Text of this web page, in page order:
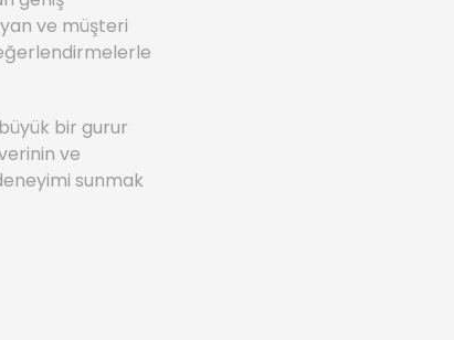
ve müşteri
bir gurur
ve
sunmak